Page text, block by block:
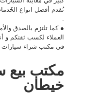
نُقدم أفضل انواع
● كما تلتزم بالصدق
العملاء لكسب ثقتكم و
في مكتب شراء
مكتب بيع
خيطان